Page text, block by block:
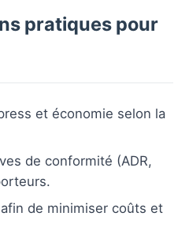
pratiques pour
et économie selon la
de conformité (ADR,
de minimiser coûts et